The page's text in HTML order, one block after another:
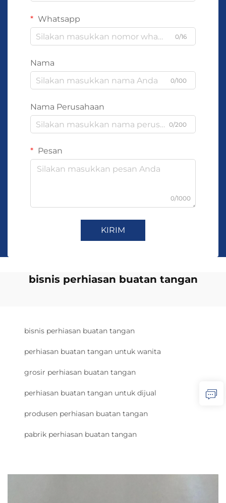
Whatsapp
0/16
Nama
0/100
Nama Perusahaan
0/200
Pesan
0/1000
KIRIM
bisnis perhiasan buatan tangan
bisnis perhiasan buatan tangan
perhiasan buatan tangan untuk wanita
grosir perhiasan buatan tangan
perhiasan buatan tangan untuk dijual
produsen perhiasan buatan tangan
pabrik perhiasan buatan tangan